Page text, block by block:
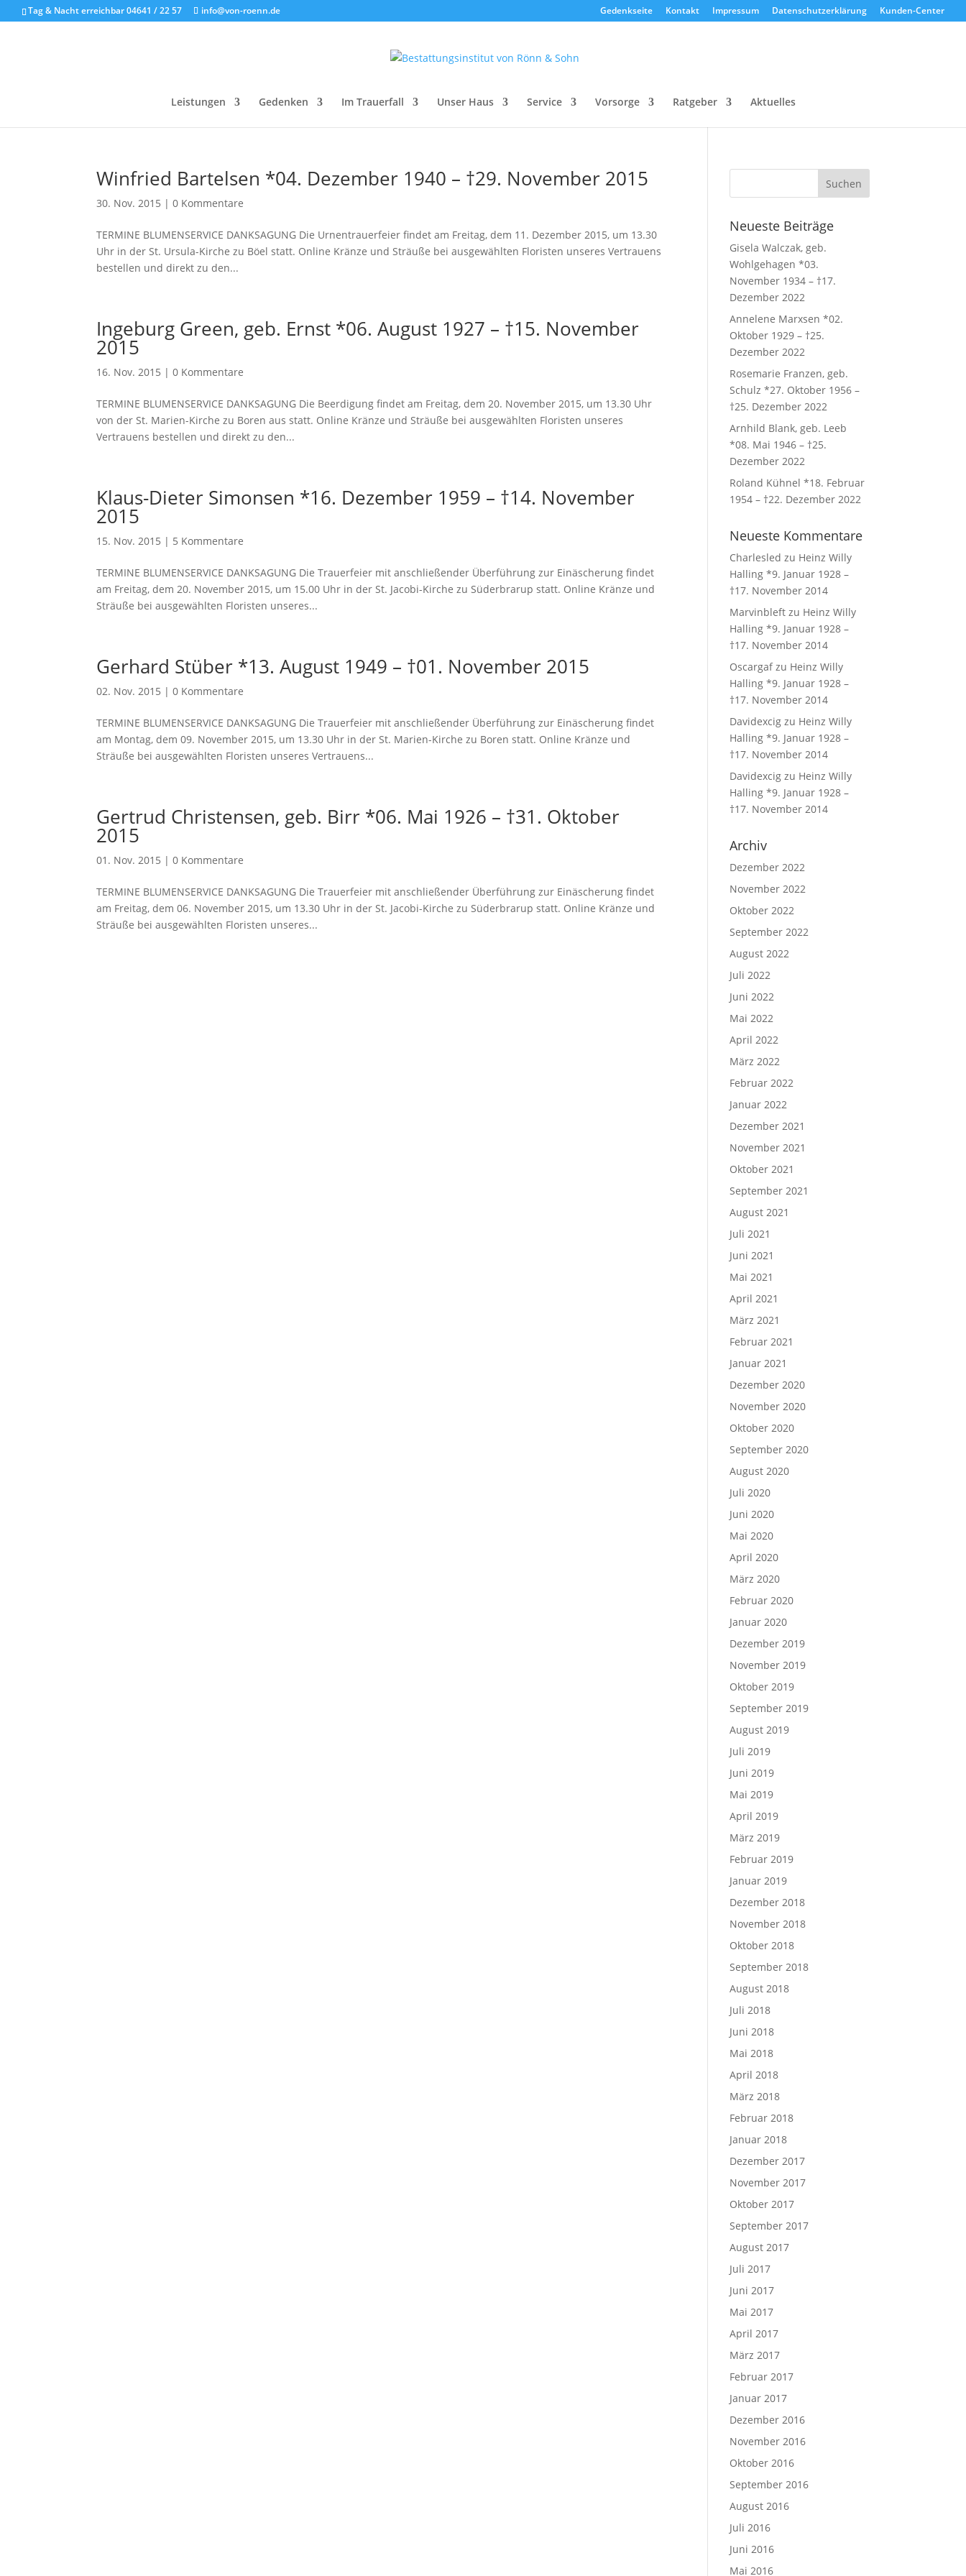
Tag & Nacht erreichbar 04641 / 22 57 info@von-roenn.de Gedenkseite Kontakt Impressum Datenschutzerklärung Kunden-Center
Leistungen Gedenken Im Trauerfall Unser Haus Service Vorsorge Ratgeber Aktuelles
Winfried Bartelsen *04. Dezember 1940 – †29. November 2015
30. Nov. 2015 |0 Kommentare
TERMINE BLUMENSERVICE DANKSAGUNG Die Urnentrauerfeier findet am Freitag, dem 11. Dezember 2015, um 13.30
Uhr in der St. Ursula-Kirche zu Böel statt. Online Kränze und Sträuße bei ausgewählten Floristen unseres Vertrauens
bestellen und direkt zu den...
Ingeburg Green, geb. Ernst *06. August 1927 – †15. November
2015
16. Nov. 2015 |0 Kommentare
TERMINE BLUMENSERVICE DANKSAGUNG Die Beerdigung findet am Freitag, dem 20. November 2015, um 13.30 Uhr
von der St. Marien-Kirche zu Boren aus statt. Online Kränze und Sträuße bei ausgewählten Floristen unseres
Vertrauens bestellen und direkt zu den...
Klaus-Dieter Simonsen *16. Dezember 1959 – †14. November
2015
15. Nov. 2015 | 5 Kommentare
TERMINE BLUMENSERVICE DANKSAGUNG Die Trauerfeier mit anschließender Überführung zur Einäscherung findet
am Freitag, dem 20. November 2015, um 15.00 Uhr in der St. Jacobi-Kirche zu Süderbrarup statt. Online Kränze und
Sträuße bei ausgewählten Floristen unseres...
Gerhard Stüber *13. August 1949 – †01. November 2015
02. Nov. 2015 |0 Kommentare
TERMINE BLUMENSERVICE DANKSAGUNG Die Trauerfeier mit anschließender Überführung zur Einäscherung findet
am Montag, dem 09. November 2015, um 13.30 Uhr in der St. Marien-Kirche zu Boren statt. Online Kränze und
Sträuße bei ausgewählten Floristen unseres Vertrauens...
Gertrud Christensen, geb. Birr *06. Mai 1926 – †31. Oktober
2015
01. Nov. 2015 |0 Kommentare
TERMINE BLUMENSERVICE DANKSAGUNG Die Trauerfeier mit anschließender Überführung zur Einäscherung findet
am Freitag, dem 06. November 2015, um 13.30 Uhr in der St. Jacobi-Kirche zu Süderbrarup statt. Online Kränze und
Sträuße bei ausgewählten Floristen unseres...
Neueste Beiträge
Gisela Walczak, geb.
Wohlgehagen *03.
November 1934 – †17.
Dezember 2022
Annelene Marxsen *02.
Oktober 1929 – †25.
Dezember 2022
Rosemarie Franzen, geb.
Schulz *27. Oktober 1956 –
†25. Dezember 2022
Arnhild Blank, geb. Leeb
*08. Mai 1946 – †25.
Dezember 2022
Roland Kühnel *18. Februar
1954 – †22. Dezember 2022
Neueste Kommentare
Charlesled zu Heinz Willy
Halling *9. Januar 1928 –
†17. November 2014
Marvinbleft zu Heinz Willy
Halling *9. Januar 1928 –
†17. November 2014
Oscargafzu Heinz Willy
Halling *9. Januar 1928 –
†17. November 2014
Davidexcig zu Heinz Willy
Halling *9. Januar 1928 –
†17. November 2014
Davidexcig zu Heinz Willy
Halling *9. Januar 1928 –
†17. November 2014
Archiv
Dezember 2022
November 2022
Oktober 2022
September 2022
August 2022
Juli 2022
Juni 2022
Mai 2022
April 2022
März 2022
Februar 2022
Januar 2022
Dezember 2021
November 2021
Oktober 2021
September 2021
August 2021
Juli 2021
Juni 2021
Mai 2021
April 2021
März 2021
Februar 2021
Januar 2021
Dezember 2020
November 2020
Oktober 2020
September 2020
August 2020
Juli 2020
Juni 2020
Mai 2020
April 2020
März 2020
Februar 2020
Januar 2020
Dezember 2019
November 2019
Oktober 2019
September 2019
August 2019
Juli 2019
Juni 2019
Mai 2019
April 2019
März 2019
Februar 2019
Januar 2019
Dezember 2018
November 2018
Oktober 2018
September 2018
August 2018
Juli 2018
Juni 2018
Mai 2018
April 2018
März 2018
Februar 2018
Januar 2018
Dezember 2017
November 2017
Oktober 2017
September 2017
August 2017
Juli 2017
Juni 2017
Mai 2017
April 2017
März 2017
Februar 2017
Januar 2017
Dezember 2016
November 2016
Oktober 2016
September 2016
August 2016
Juli 2016
Juni 2016
Mai 2016